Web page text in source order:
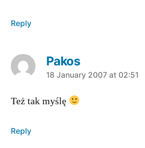
Reply
Pakos
says:
18 January 2007 at 02:51
Też tak myślę
Reply